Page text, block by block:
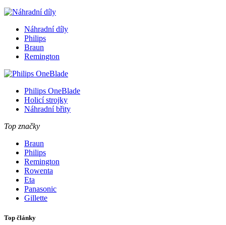
Náhradní díly
Philips
Braun
Remington
Philips OneBlade
Holicí strojky
Náhradní břity
Top značky
Braun
Philips
Remington
Rowenta
Eta
Panasonic
Gillette
Top články